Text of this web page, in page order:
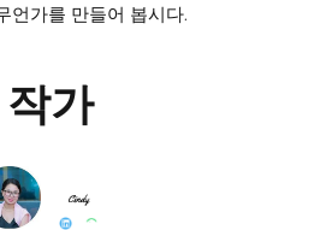
언가를 만들어 봅시다.
작가